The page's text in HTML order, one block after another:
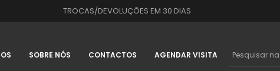
TROCAS/DEVOLUÇÕES EM 30 DIAS
SOBRE NÓS CONTACTOS AGENDAR VISITA